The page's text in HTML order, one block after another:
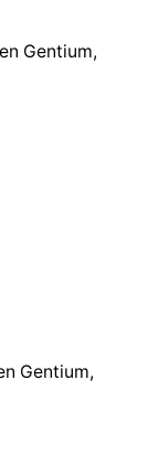
Gentium,
Gentium,